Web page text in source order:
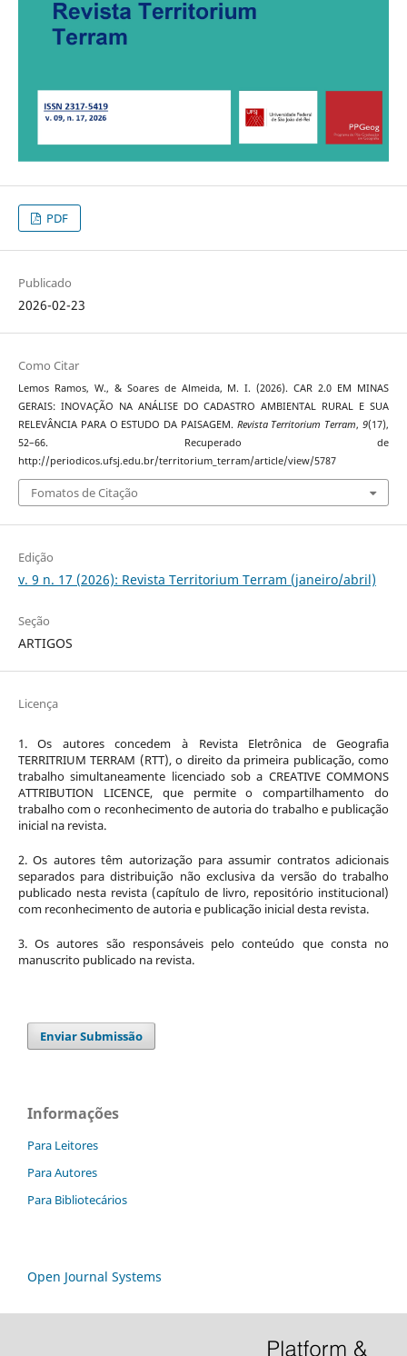
PDF
Publicado
2026-02-23
Como Citar
Lemos Ramos, W., & Soares de Almeida, M. I. (2026). CAR 2.0 EM MINAS
GERAIS: INOVAÇÃO NA ANÁLISE DO CADASTRO AMBIENTAL RURAL E SUA
RELEVÂNCIA PARA O ESTUDO DA PAISAGEM. Revista Territorium Terram, 9(17),
52–66. Recuperado de
http://periodicos.ufsj.edu.br/territorium_terram/article/view/5787
Fomatos de Citação
Edição
v. 9 n. 17 (2026): Revista Territorium Terram (janeiro/abril)
Seção
ARTIGOS
Licença
1. Os autores concedem à Revista Eletrônica de Geografia
TERRITRIUM TERRAM (RTT), o direito da primeira publicação, como
trabalho simultaneamente licenciado sob a CREATIVE COMMONS
ATTRIBUTION LICENCE, que permite o compartilhamento do
trabalho com o reconhecimento de autoria do trabalho e publicação
inicial na revista.
2. Os autores têm autorização para assumir contratos adicionais
separados para distribuição não exclusiva da versão do trabalho
publicado nesta revista (capítulo de livro, repositório institucional)
com reconhecimento de autoria e publicação inicial desta revista.
3. Os autores são responsáveis pelo conteúdo que consta no
manuscrito publicado na revista.
Enviar Submissão
Informações
Para Leitores
Para Autores
Para Bibliotecários
Open Journal Systems